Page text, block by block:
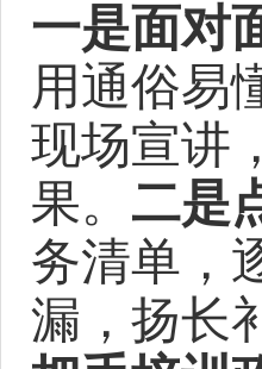
一是面对
用通俗易
现场宣讲
果。 二是
务清单，
漏，扬长